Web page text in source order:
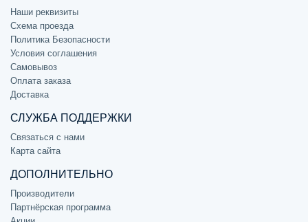
Наши реквизиты
Схема проезда
Политика Безопасности
Условия соглашения
Самовывоз
Оплата заказа
Доставка
СЛУЖБА ПОДДЕРЖКИ
Связаться с нами
Карта сайта
ДОПОЛНИТЕЛЬНО
Производители
Партнёрская программа